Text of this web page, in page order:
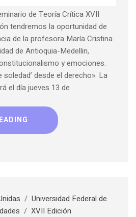
de Teoría Crítica XVII
tendremos la oportunidad de
de la profesora María Cristina
de Antioquia-Medellin,
y emociones.
soledad’ desde el derecho». La
el día jueves 13 de
/ Universidad Federal de
/ XVII Edición